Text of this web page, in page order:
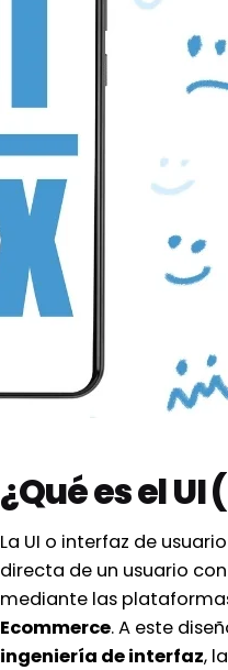
¿Qué es el
La UI o interfaz de
directa de un usuario
mediante las
Ecommerce. A este
ingeniería de interfaz,